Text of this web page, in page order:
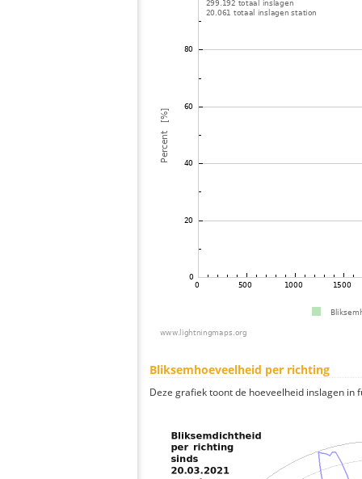
Bliksemhoeveelheid per richting
Deze grafiek toont de hoeveelheid inslagen